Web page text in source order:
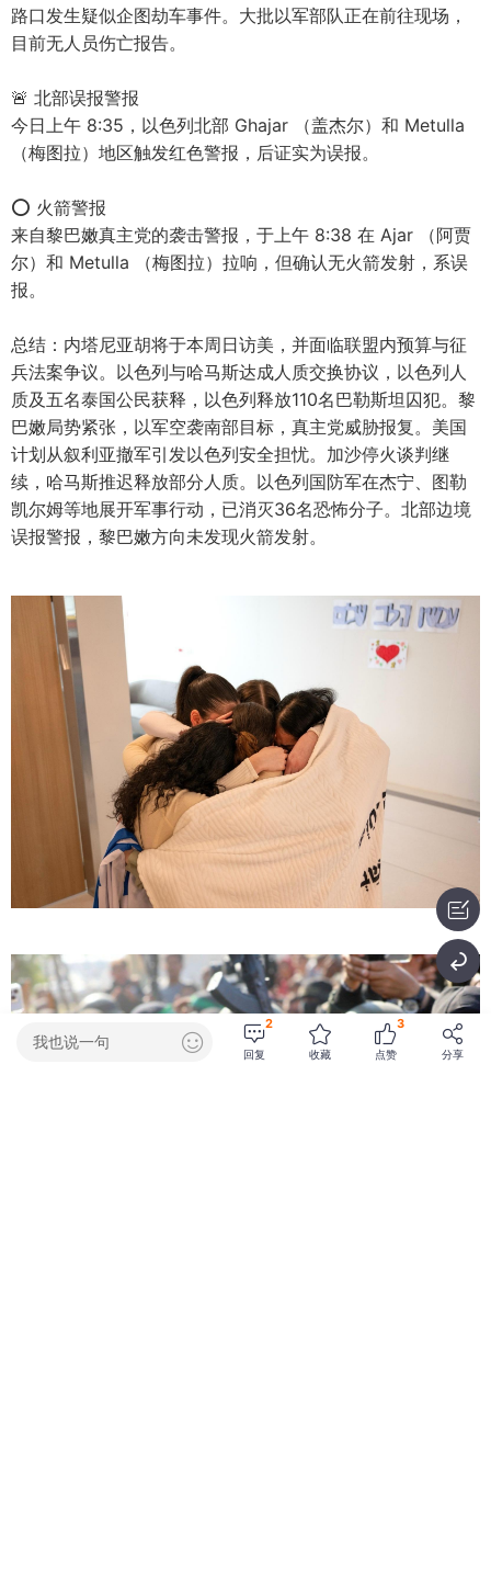
路口发生疑似企图劫车事件。大批以军部队正在前往现场，
目前无人员伤亡报告。
🚨 北部误报警报
今日上午 8:35，以色列北部 Ghajar （盖杰尔）和 Metulla
（梅图拉）地区触发红色警报，后证实为误报。
⭕ 火箭警报
来自黎巴嫩真主党的袭击警报，于上午 8:38 在 Ajar （阿贾
尔）和 Metulla （梅图拉）拉响，但确认无火箭发射，系误
报。
总结：内塔尼亚胡将于本周日访美，并面临联盟内预算与征
兵法案争议。以色列与哈马斯达成人质交换协议，以色列人
质及五名泰国公民获释，以色列释放110名巴勒斯坦囚犯。黎
巴嫩局势紧张，以军空袭南部目标，真主党威胁报复。美国
计划从叙利亚撤军引发以色列安全担忧。加沙停火谈判继
续，哈马斯推迟释放部分人质。以色列国防军在杰宁、图勒
凯尔姆等地展开军事行动，已消灭36名恐怖分子。北部边境
误报警报，黎巴嫩方向未发现火箭发射。
我也说一句
回复
2
收藏
3
点赞 分享